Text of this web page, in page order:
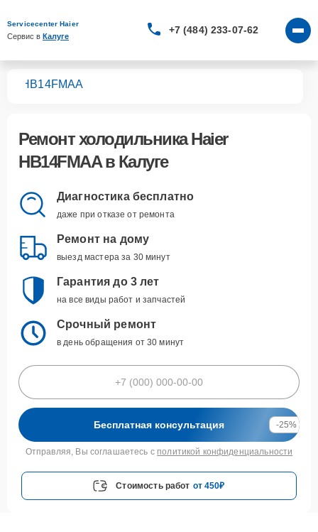
Servicecenter Haier
Сервис в Калуге
+7 (484) 233-07-62
HB14FMAA
Ремонтхолодильника Haier
HB14FMAAв Калуге
Диагностика бесплатно
даже при отказе от ремонта
Ремонт на дому
выезд мастера за 30 минут
Гарантия до 3 лет
на все виды работ и запчастей
Срочный ремонт
в день обращения от 30 минут
Бесплатная консультация -25%
Отправляя, Вы соглашаетесь с политикой конфиденциальности
Стоимость работ от 450₽